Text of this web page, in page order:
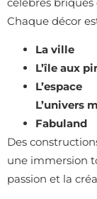
Chaque décor
La ville
L’île aux
L’espace
L’univers
Fabuland
Des
une immersion
passion et la